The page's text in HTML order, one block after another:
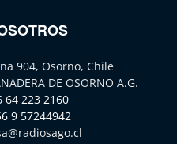
904, Osorno, Chile
DE OSORNO A.G.
64 223 2160
9 57244942